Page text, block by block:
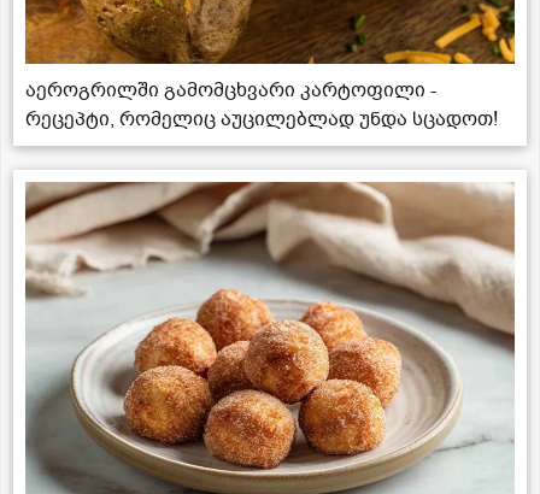
აეროგრილში გამომცხვარი კარტოფილი -
რეცეპტი, რომელიც აუცილებლად უნდა სცადოთ!